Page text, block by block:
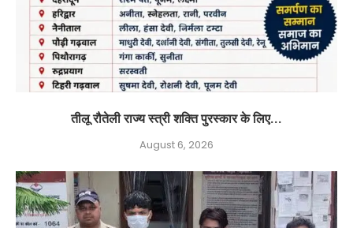
तीलू रौतेली राज्य स्त्री शक्ति पुरस्कार के लिए...
August 6, 2026